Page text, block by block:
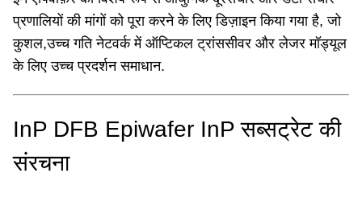
प्रणालियों की मांगों को पूरा करने के लिए डिज़ाइन किया गया है, जो
कुशल,उच्च गति नेटवर्क में ऑप्टिकल ट्रांससीवर और लेजर मॉड्यूल
के लिए उच्च प्रदर्शन समाधान.
InP DFB Epiwafer InP सब्सट्रेट की
संरचना